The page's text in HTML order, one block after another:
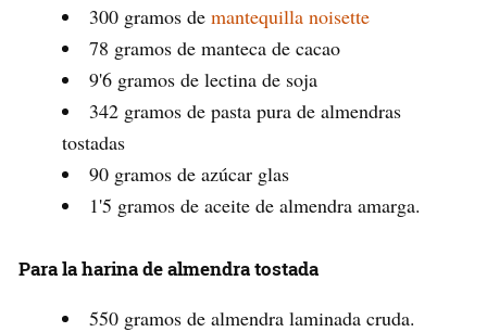
300 gramos de mantequilla noisette
78 gramos de manteca de cacao
9'6 gramos de lectina de soja
342 gramos de pasta pura de almendras
tostadas
90 gramos de azúcar glas
1'5 gramos de aceite de almendra amarga.
Para la harina de almendra tostada
550 gramos de almendra laminada cruda.